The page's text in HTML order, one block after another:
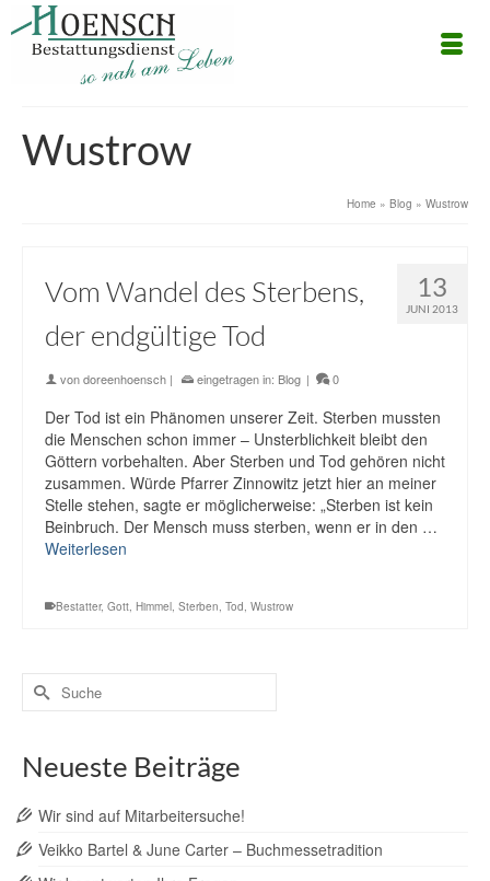
Wustrow
Home » Blog » Wustrow
13
JUNI 2013
Vom Wandel des Sterbens,
der endgültige Tod
vondoreenhoensch | eingetragen in: Blog | 0
Der Tod ist ein Phänomen unserer Zeit. Sterben mussten
die Menschen schon immer – Unsterblichkeit bleibt den
Göttern vorbehalten. Aber Sterben und Tod gehören nicht
zusammen. Würde Pfarrer Zinnowitz jetzt hier an meiner
Stelle stehen, sagte er möglicherweise: „Sterben ist kein
Beinbruch. Der Mensch muss sterben, wenn er in den …
Weiterlesen
Bestatter, Gott, Himmel, Sterben, Tod, Wustrow
Suche
nach:
Neueste Beiträge
Wir sind auf Mitarbeitersuche!
Veikko Bartel & June Carter – Buchmessetradition